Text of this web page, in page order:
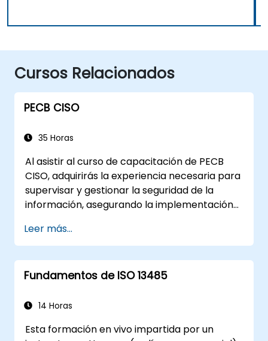
Cursos Relacionados
PECB CISO
35 Horas
Al asistir al curso de capacitación de PECB
CISO, adquirirás la experiencia necesaria para
supervisar y gestionar la seguridad de la
información, asegurando la implementación
identificación y mitigación de riesgos de
seguridad de la información, y el desarrollo de
estrategias de seguridad efectivas adaptadas
a las necesidades específicas de la
Leer más...
Fundamentos de ISO 13485
14 Horas
Esta formación en vivo impartida por un